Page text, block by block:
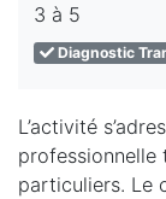
3 à 5
Diagnostic
L’activité
professionnelle
particuliers. Le